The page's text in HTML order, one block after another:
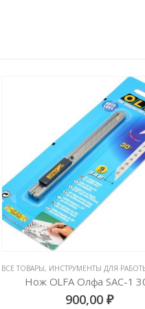
,НОЖИ И ЛЕЗВИЯ
ВСЕ ТОВАРЫ, ИНСТРУМЕНТЫ ДЛЯ РАБОТЫ С
100,00 ₽